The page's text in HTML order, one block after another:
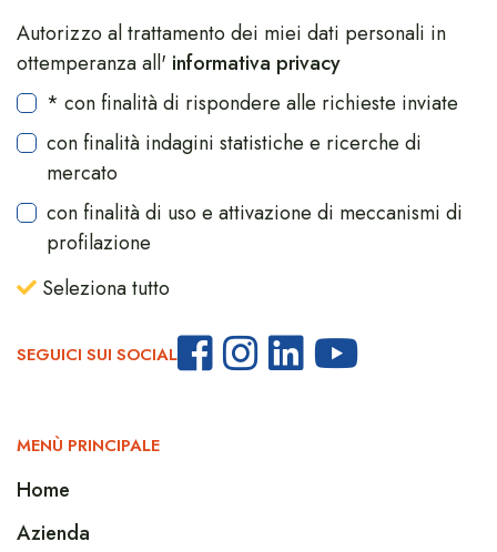
Autorizzo al trattamento dei miei dati personali in
ottemperanza all' informativa privacy
* con finalità di rispondere alle richieste inviate
con finalità indagini statistiche e ricerche di
mercato
con finalità di uso e attivazione di meccanismi di
profilazione
Seleziona tutto
SEGUICI SUI SOCIAL
MENÙ PRINCIPALE
Home
Azienda